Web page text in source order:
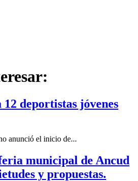
deportistas jóvenes
anunció el inicio de...
municipal de Ancud
y propuestas.